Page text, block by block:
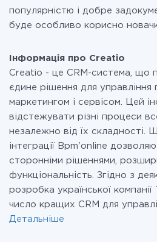
популярністю і добре
буде особливо корисно
Інформація про Creatio
Creatio - це CRM-система, що
єдине рішення для управління
маркетингом і сервісом. Цей
відстежувати різні процеси
незалежно від їх складності.
інтеграції Bpm'online
сторонніми рішеннями,
функціональність. Згідно з
розробка української
число кращих CRM для
Детальніше